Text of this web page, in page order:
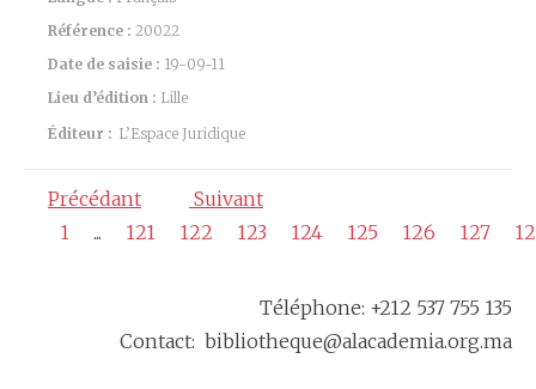
Référence : 20022
Date de saisie : 19-09-11
Lieu d’édition : Lille
Éditeur : L’Espace Juridique
Précédant
Suivant
1
... 121 122 123 124 125 126 127
Téléphone: +212 537 755 135
Contact: bibliotheque@alacademia.org.ma